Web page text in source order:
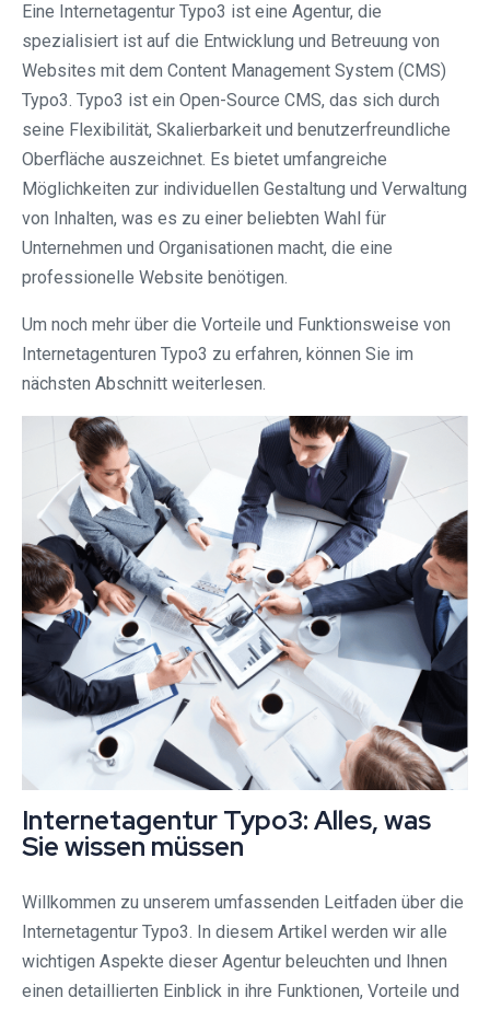
Eine Internetagentur Typo3 ist eine Agentur, die
spezialisiert ist auf die Entwicklung und Betreuung von
Websites mit dem Content Management System (CMS)
Typo3. Typo3 ist ein Open-Source CMS, das sich durch
seine Flexibilität, Skalierbarkeit und benutzerfreundliche
Oberfläche auszeichnet. Es bietet umfangreiche
Möglichkeiten zur individuellen Gestaltung und Verwaltung
von Inhalten, was es zu einer beliebten Wahl für
Unternehmen und Organisationen macht, die eine
professionelle Website benötigen.
Um noch mehr über die Vorteile und Funktionsweise von
Internetagenturen Typo3 zu erfahren, können Sie im
nächsten Abschnitt weiterlesen.
Internetagentur Typo3: Alles, was
Sie wissen müssen
Willkommen zu unserem umfassenden Leitfaden über die
Internetagentur Typo3. In diesem Artikel werden wir alle
wichtigen Aspekte dieser Agentur beleuchten und Ihnen
einen detaillierten Einblick in ihre Funktionen, Vorteile und